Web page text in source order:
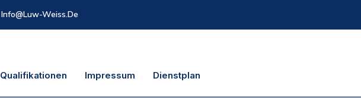
Info@luw-Weiss.de
Qualifikationen Impressum Dienstplan